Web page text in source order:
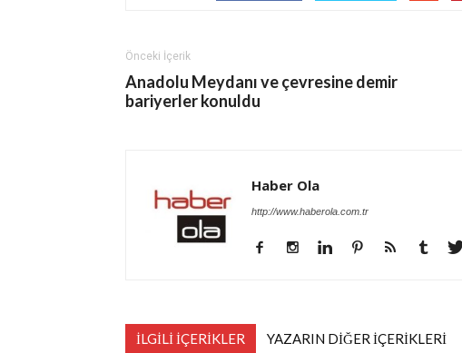
Önceki İçerik
Anadolu Meydanı ve çevresine demir
bariyerler konuldu
Haber Ola
http://www.haberola.com.tr
İLGİLİ İÇERİKLER YAZARIN DİĞER İÇERİKLERİ